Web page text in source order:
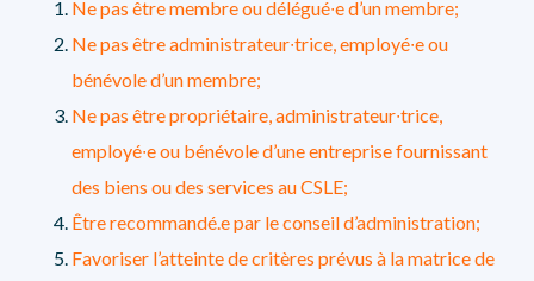
Ne pas être membre ou délégué∙e d’un membre;
Ne pas être administrateur∙trice, employé∙e ou
bénévole d’un membre;
Ne pas être propriétaire, administrateur∙trice,
employé∙e ou bénévole d’une entreprise fournissant
des biens ou des services au CSLE;
Être recommandé.e par le conseil d’administration;
Favoriser l’atteinte de critères prévus à la matrice de